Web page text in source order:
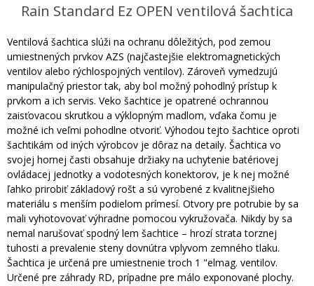
Rain Standard Ez OPEN ventilová šachtica
Ventilová šachtica slúži na ochranu dôležitých, pod zemou
umiestnených prvkov AZS (najčastejšie elektromagnetických
ventilov alebo rýchlospojných ventilov). Zároveň vymedzujú
manipulačný priestor tak, aby bol možný pohodlný prístup k
prvkom a ich servis. Veko šachtice je opatrené ochrannou
zaisťovacou skrutkou a výklopným madlom, vďaka čomu je
možné ich veľmi pohodlne otvoriť. Výhodou tejto šachtice oproti
šachtikám od iných výrobcov je dôraz na detaily. Šachtica vo
svojej hornej časti obsahuje držiaky na uchytenie batériovej
ovládacej jednotky a vodotesných konektorov, je k nej možné
ľahko prirobiť základový rošt a sú vyrobené z kvalitnejšieho
materiálu s menším podielom prímesí. Otvory pre potrubie by sa
mali vyhotovovať výhradne pomocou vykružovača. Nikdy by sa
nemal narušovať spodný lem šachtice – hrozí strata torznej
tuhosti a prevalenie steny dovnútra vplyvom zemného tlaku.
Šachtica je určená pre umiestnenie troch 1 "elmag. ventilov.
Určené pre záhrady RD, prípadne pre málo exponované plochy.